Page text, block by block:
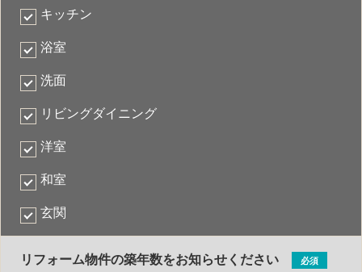
キッチン
浴室
洗面
リビングダイニング
洋室
和室
玄関
リフォーム物件の築年数をお知らせください 必須